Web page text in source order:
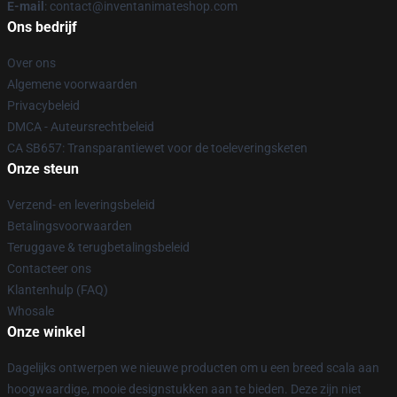
E-mail : contact@inventanimateshop.com
Ons bedrijf
Over ons
Algemene voorwaarden
Privacybeleid
DMCA - Auteursrechtbeleid
CA SB657: Transparantiewet voor de toeleveringsketen
Onze steun
Verzend- en leveringsbeleid
Betalingsvoorwaarden
Teruggave & terugbetalingsbeleid
Contacteer ons
Klantenhulp (FAQ)
Whosale
Onze winkel
Dagelijks ontwerpen we nieuwe producten om u een breed scala aan
hoogwaardige, mooie designstukken aan te bieden. Deze zijn niet